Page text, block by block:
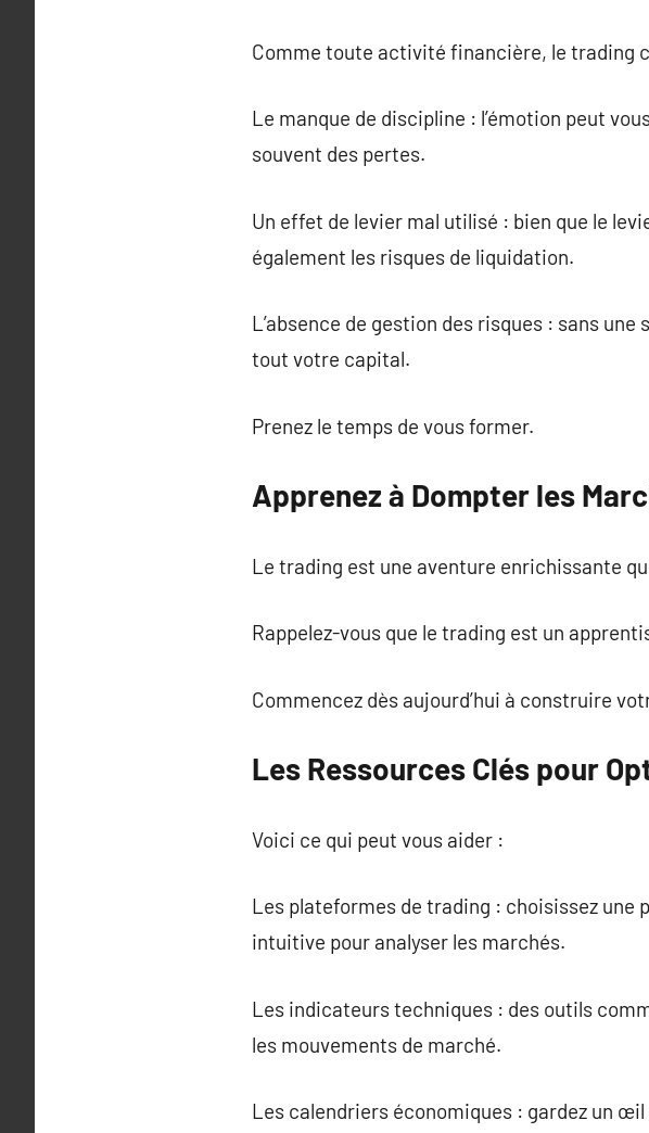
Comme toute activité financière, le trading
Le manque de discipline : l’émotion peut
souvent des pertes.
Un effet de levier mal utilisé : bien que le
également les risques de liquidation.
L’absence de gestion des risques : sans
tout votre capital.
Prenez le temps de vous former.
Apprenez à Dompter les
Le trading est une aventure enrichissante
Rappelez-vous que le trading est un
Commencez dès aujourd’hui à construire
Les Ressources Clés pour
Voici ce qui peut vous aider :
Les plateformes de trading : choisissez
intuitive pour analyser les marchés.
Les indicateurs techniques : des outils
les mouvements de marché.
Les calendriers économiques : gardez un